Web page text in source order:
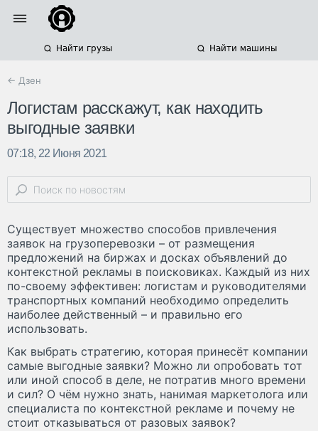
Найти грузы Найти машины
← Дзен
Логистам расскажут, как находить
выгодные заявки
07:18, 22 Июня 2021
Существует множество способов привлечения
заявок на грузоперевозки – от размещения
предложений на биржах и досках объявлений до
контекстной рекламы в поисковиках. Каждый из них
по-своему эффективен: логистам и руководителями
транспортных компаний необходимо определить
наиболее действенный – и правильно его
использовать.
Как выбрать стратегию, которая принесёт компании
самые выгодные заявки? Можно ли опробовать тот
или иной способ в деле, не потратив много времени
и сил? О чём нужно знать, нанимая маркетолога или
специалиста по контекстной рекламе и почему не
стоит отказываться от разовых заявок?